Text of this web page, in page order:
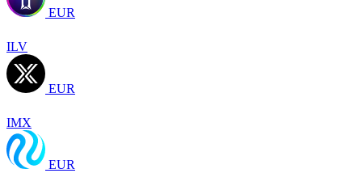
EUR
ILV
EUR
IMX
EUR